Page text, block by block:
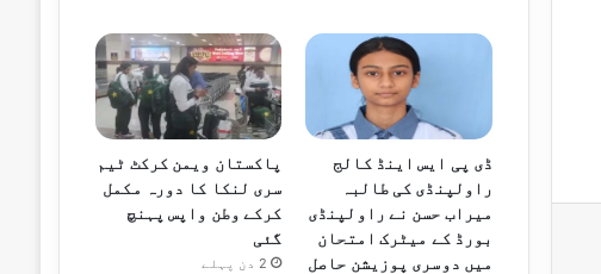
ڈی پی ایس اینڈ کالج
راولپنڈی کی طالبہ
میراب حسن نے راولپنڈی
بورڈ کے میٹرک امتحان
میں دوسری پوزیشن حاصل
پاکستان ویمن کرکٹ ٹیم
سری لنکا کا دورہ مکمل
کرکے وطن واپس پہنچ
گئی
2 دن پہلے